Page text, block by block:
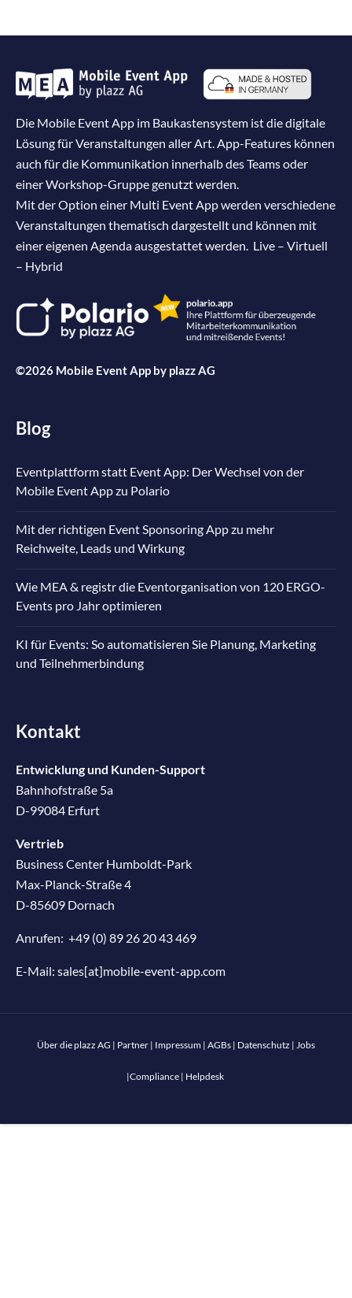
Die Mobile Event App im Baukastensystem ist die digitale
Lösung für Veranstaltungen aller Art. App-Features können
auch für die Kommunikation innerhalb des Teams oder
einer Workshop-Gruppe genutzt werden.
Mit der Option einer Multi Event App werden verschiedene
Veranstaltungen thematisch dargestellt und können mit
einer eigenen Agenda ausgestattet werden. Live – Virtuell
– Hybrid
©2026 Mobile Event App by plazz AG
Blog
Eventplattform statt Event App: Der Wechsel von der
Mobile Event App zu Polario
Mit der richtigen Event Sponsoring App zu mehr
Reichweite, Leads und Wirkung
Wie MEA & registr die Eventorganisation von 120 ERGO-
Events pro Jahr optimieren
KI für Events: So automatisieren Sie Planung, Marketing
und Teilnehmerbindung
Kontakt
Entwicklung und Kunden-Support
Bahnhofstraße 5a
D-99084 Erfurt
Vertrieb
Business Center Humboldt-Park
Max-Planck-Straße 4
D-85609 Dornach
Anrufen: +49 (0) 89 26 20 43 469
E-Mail: sales[at]mobile-event-app.com
Über die plazz AG | Partner | Impressum | AGBs | Datenschutz | Jobs
|Compliance | Helpdesk